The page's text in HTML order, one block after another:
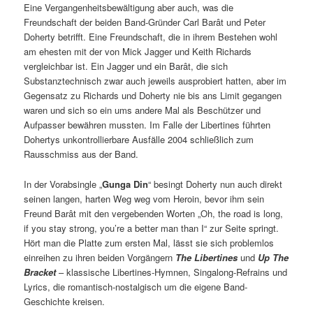
Eine Vergangenheitsbewältigung aber auch, was die
Freundschaft der beiden Band-Gründer Carl Barât und Peter
Doherty betrifft. Eine Freundschaft, die in ihrem Bestehen wohl
am ehesten mit der von Mick Jagger und Keith Richards
vergleichbar ist. Ein Jagger und ein Barât, die sich
Substanztechnisch zwar auch jeweils ausprobiert hatten, aber im
Gegensatz zu Richards und Doherty nie bis ans Limit gegangen
waren und sich so ein ums andere Mal als Beschützer und
Aufpasser bewähren mussten. Im Falle der Libertines führten
Dohertys unkontrollierbare Ausfälle 2004 schließlich zum
Rausschmiss aus der Band.
In der Vorabsingle „Gunga Din“ besingt Doherty nun auch direkt
seinen langen, harten Weg weg vom Heroin, bevor ihm sein
Freund Barât mit den vergebenden Worten „Oh, the road is long,
if you stay strong, you’re a better man than I“ zur Seite springt.
Hört man die Platte zum ersten Mal, lässt sie sich problemlos
einreihen zu ihren beiden Vorgängern The Libertines und Up The
Bracket– klassische Libertines-Hymnen, Singalong-Refrains und
Lyrics, die romantisch-nostalgisch um die eigene Band-
Geschichte kreisen.